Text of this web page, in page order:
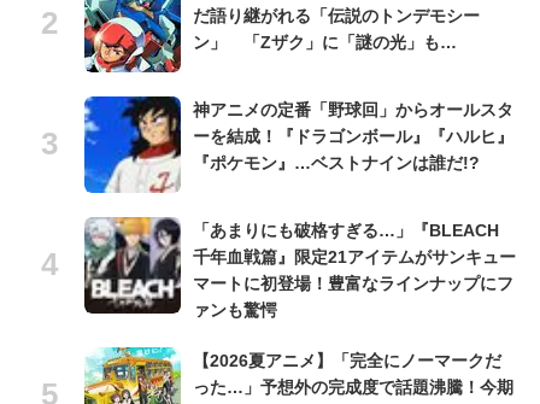
だ語り継がれる「伝説のトンデモシー
ン」 「Zザク」に「謎の光」も…
神アニメの定番「野球回」からオールスタ
ーを結成！『ドラゴンボール』『ハルヒ』
『ポケモン』…ベストナインは誰だ!?
「あまりにも破格すぎる…」『BLEACH
千年血戦篇』限定21アイテムがサンキュー
マートに初登場！豊富なラインナップにフ
ァンも驚愕
【2026夏アニメ】「完全にノーマークだ
った…」予想外の完成度で話題沸騰！今期